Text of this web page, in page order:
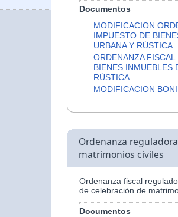
Documentos
MODIFICACION
IMPUESTO DE
URBANA Y RÚSTICA
ORDENANZA
BIENES INMUEBLES
RÚSTICA.
MODIFICACION
Ordenanza
matrimonios civiles
Ordenanza fiscal
de celebración de
Documentos